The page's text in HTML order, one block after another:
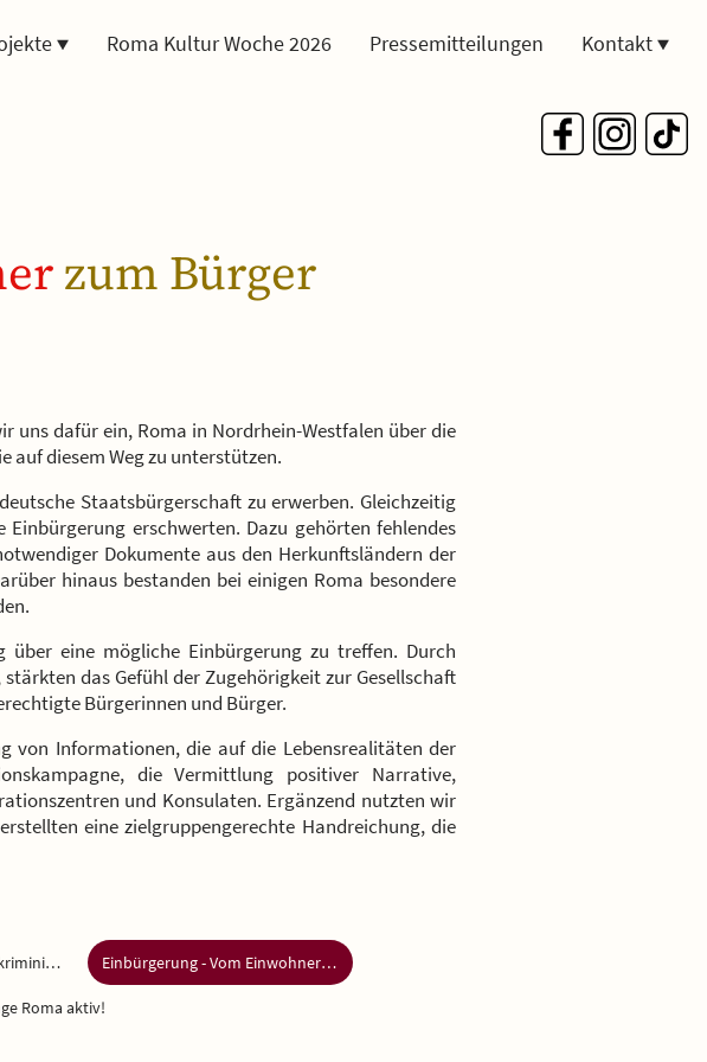
Roma Kultur Woche 2026 Pressemitteilungen Kontakt
zum Bürger
uns dafür ein, Roma in Nordrhein-Westfalen über die
auf diesem Weg zu unterstützen.
Staatsbürgerschaft zu erwerben. Gleichzeitig
erschwerten. Dazu gehörten fehlendes
Dokumente aus den Herkunftsländern der
hinaus bestanden bei einigen Roma besondere
eine mögliche Einbürgerung zu treffen. Durch
das Gefühl der Zugehörigkeit zur Gesellschaft
Bürgerinnen und Bürger.
von Informationen, die auf die Lebensrealitäten der
die Vermittlung positiver Narrative,
und Konsulaten. Ergänzend nutzten wir
eine zielgruppengerechte Handreichung, die
Demokratisch gegen Diskriminierung Einbürgerung - Vom Einwohner zum Bürger
Roma aktiv!